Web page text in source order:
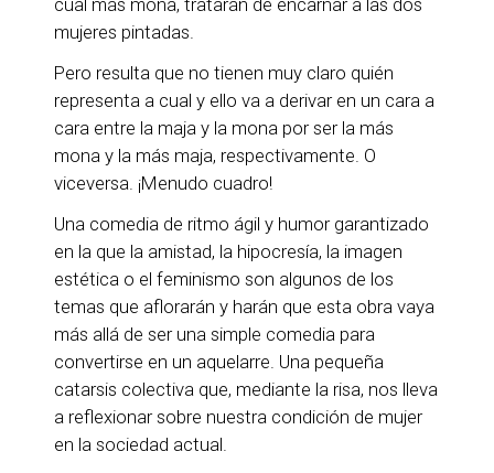
cual más mona, tratarán de encarnar a las dos
mujeres pintadas.
Pero resulta que no tienen muy claro quién
representa a cual y ello va a derivar en un cara a
cara entre la maja y la mona por ser la más
mona y la más maja, respectivamente. O
viceversa. ¡Menudo cuadro!
Una comedia de ritmo ágil y humor garantizado
en la que la amistad, la hipocresía, la imagen
estética o el feminismo son algunos de los
temas que aflorarán y harán que esta obra vaya
más allá de ser una simple comedia para
convertirse en un aquelarre. Una pequeña
catarsis colectiva que, mediante la risa, nos lleva
a reflexionar sobre nuestra condición de mujer
en la sociedad actual.